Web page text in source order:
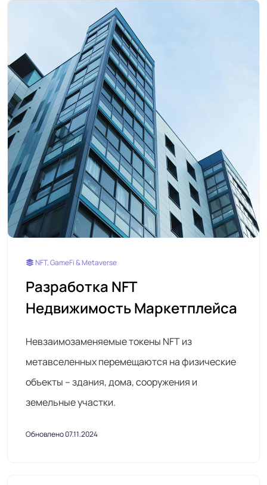
NFT, GameFi & Metaverse
Разработка NFT
Недвижимость Маркетплейса
Невзаимозаменяемые токены NFT из
метавселенных перемещаются на физические
объекты – здания, дома, сооружения и
земельные участки.
Обновлено 07.11.2024